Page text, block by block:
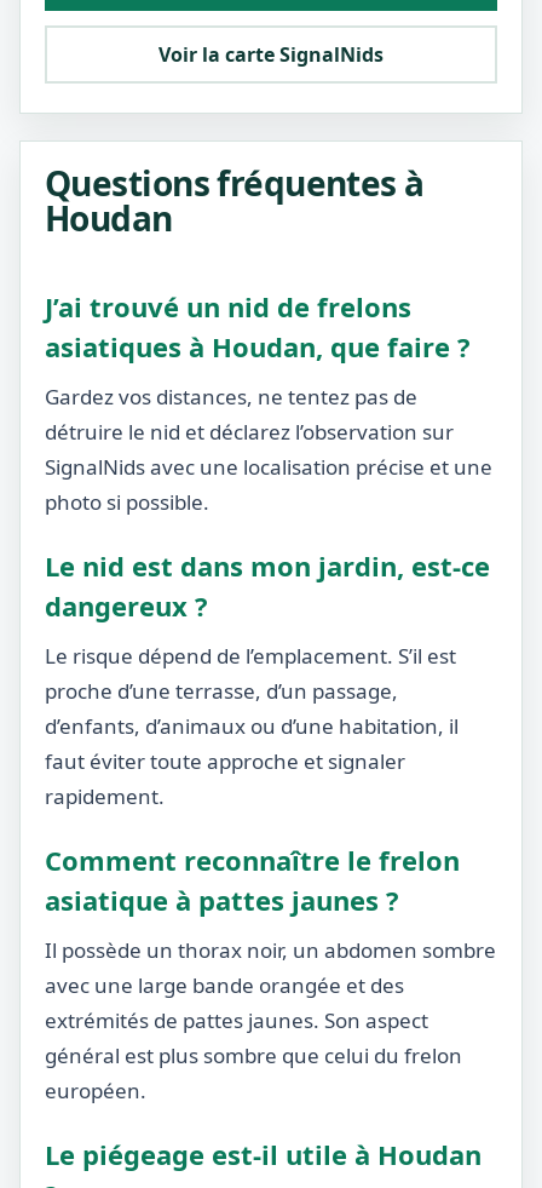
Voir la carte SignalNids
Questions fréquentes à
Houdan
J’ai trouvé un nid de frelons
asiatiques à Houdan, que faire ?
Gardez vos distances, ne tentez pas de
détruire le nid et déclarez l’observation sur
SignalNids avec une localisation précise et une
photo si possible.
Le nid est dans mon jardin, est-ce
dangereux ?
Le risque dépend de l’emplacement. S’il est
proche d’une terrasse, d’un passage,
d’enfants, d’animaux ou d’une habitation, il
faut éviter toute approche et signaler
rapidement.
Comment reconnaître le frelon
asiatique à pattes jaunes ?
Il possède un thorax noir, un abdomen sombre
avec une large bande orangée et des
extrémités de pattes jaunes. Son aspect
général est plus sombre que celui du frelon
européen.
Le piégeage est-il utile à Houdan